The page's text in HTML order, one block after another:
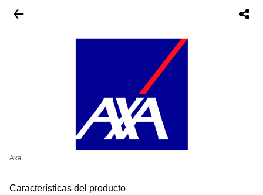
Axa
Características del producto